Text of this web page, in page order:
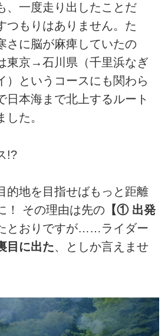
、一度走り出したことだ
つもりはありません。た
に脳が麻痺していたの
東京→石川県（千里浜なぎ
）というコースにも関わら
日本海まで北上するルート
た。
!?
的地を目指せばもっと距離
！ その理由は先の 【① 出発
とおりですが……ライダー
目に出た、としか言えませ